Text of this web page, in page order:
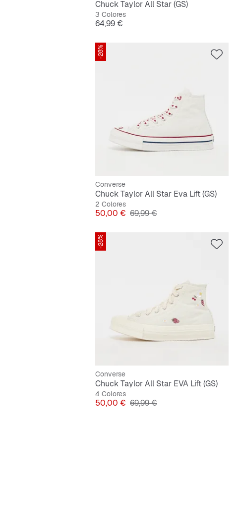
Chuck Taylor All Star (GS)
3 Colores
Precio
64,99 €
-28%
Converse
Chuck Taylor All Star Eva Lift (GS)
2 Colores
Precio
50,00 € Precio original
69,99 €
-28%
Converse
Chuck Taylor All Star EVA Lift (GS)
4 Colores
Precio
50,00 € Precio original
69,99 €